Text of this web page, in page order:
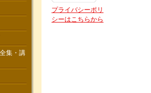
プライバシーポリ
シーはこちらから
集・講